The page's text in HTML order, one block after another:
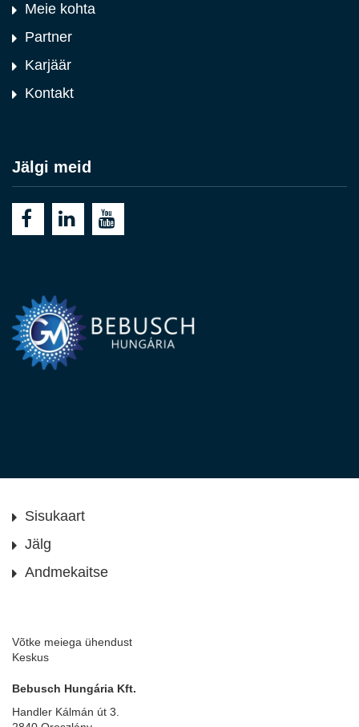
Meie kohta
Partner
Karjäär
Kontakt
Jälgi meid
Sisukaart
Jälg
Andmekaitse
Võtke meiega ühendust
Keskus
Bebusch Hungária Kft.
Handler Kálmán út 3.